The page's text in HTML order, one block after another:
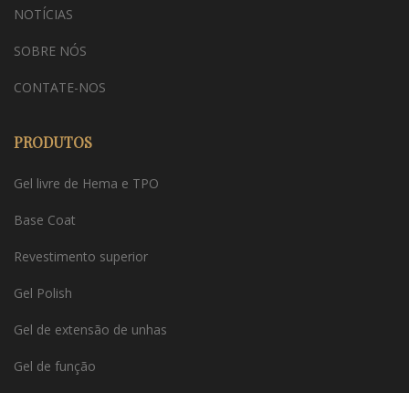
NOTÍCIAS
SOBRE NÓS
CONTATE-NOS
PRODUTOS
Gel livre de Hema e TPO
Base Coat
Revestimento superior
Gel Polish
Gel de extensão de unhas
Gel de função